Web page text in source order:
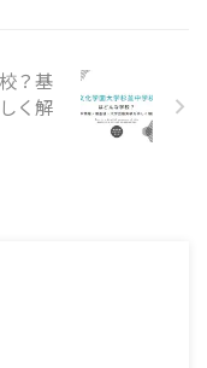
？基
く解